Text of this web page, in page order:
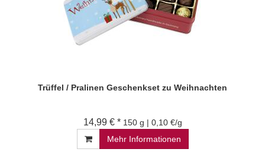
Trüffel / Pralinen Geschenkset zu Weihnachten
14,99 € * 150 g | 0,10 €/g
Mehr Informationen